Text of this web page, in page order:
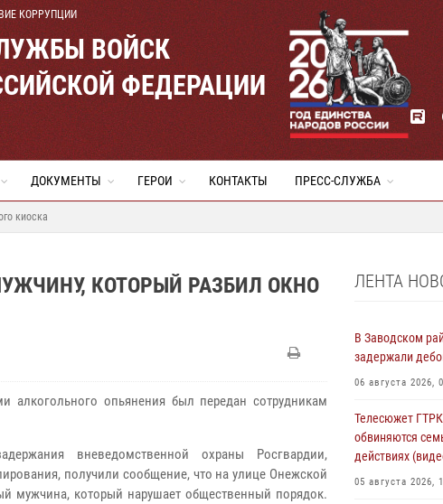
КОРРУПЦИИ
ВОЙСК
ФЕДЕРАЦИИ
ДОКУМЕНТЫ ГЕРОИ КОНТАКТЫ ПРЕСС-СЛУЖБА
киоска
КОТОРЫЙ РАЗБИЛ ОКНО
алкогольного опьянения был передан сотрудникам
вневедомственной охраны Росгвардии,
получили сообщение, что на улице Онежской
мужчина, который нарушает общественный порядок.
ЛЕНТА
В Заводском
задержали
06 августа 2026,
Телесюжет
обвиняются
действиях
05 августа 2026,